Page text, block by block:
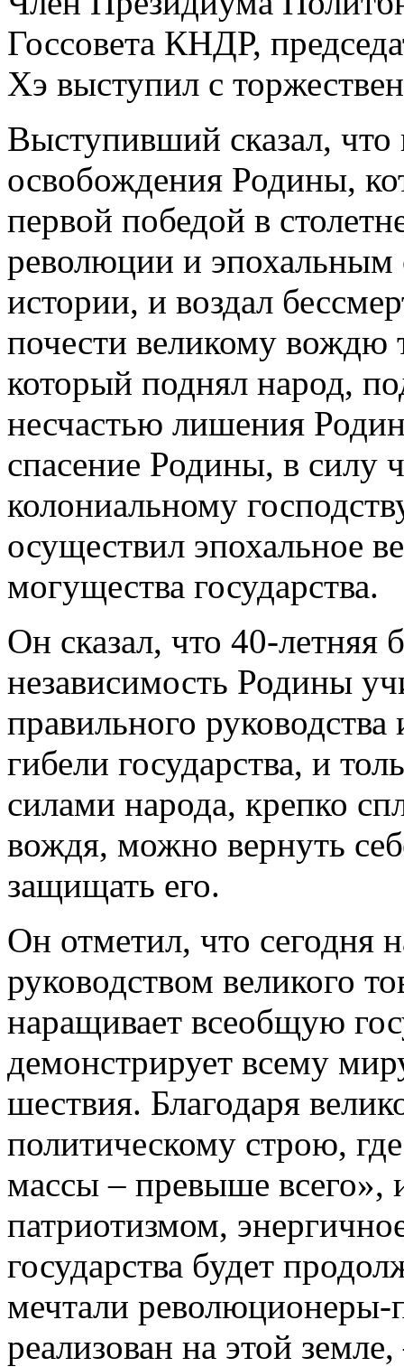
Госсовета КНДР,
Хэ выступил с
Выступивший сказал,
освобождения Родины,
первой победой в
революции и эпохальным
истории, и воздал
почести великому
который поднял народ,
несчастью лишения
спасение Родины, в силу
колониальному
осуществил эпохальное
могущества государства.
Он сказал, что 40-летняя
независимость Родины
правильного
гибели государства, и
силами народа, крепко
вождя, можно вернуть
защищать его.
Он отметил, что сегодня
руководством великого
наращивает всеобщую
демонстрирует всему
шествия. Благодаря
политическому строю,
массы – превыше всего»,
патриотизмом,
государства будет
мечтали революционеры-
реализован на этой